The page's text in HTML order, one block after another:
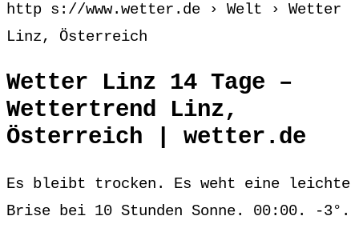
http s://www.wetter.de › Welt › Wetter
Linz, Österreich
Wetter Linz 14 Tage –
Wettertrend Linz,
Österreich | wetter.de
Es bleibt trocken. Es weht eine leichte
Brise bei 10 Stunden Sonne. 00:00. -3°.